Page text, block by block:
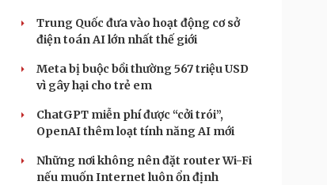
Trung Quốc đưa vào hoạt động cơ sở
điện toán AI lớn nhất thế giới
Meta bị buộc bồi thường 567 triệu USD
vì gây hại cho trẻ em
ChatGPT miễn phí được “cởi trói”,
OpenAI thêm loạt tính năng AI mới
Những nơi không nên đặt router Wi-Fi
nếu muốn Internet luôn ổn định